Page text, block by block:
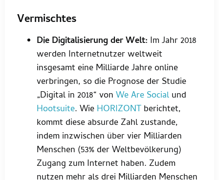
Vermischtes
Die Digitalisierung der Welt: Im Jahr 2018
werden Internetnutzer weltweit
insgesamt eine Milliarde Jahre online
verbringen, so die Prognose der Studie
„Digital in 2018“ von We Are Social und
Hootsuite. Wie HORIZONT berichtet,
kommt diese absurde Zahl zustande,
indem inzwischen über vier Milliarden
Menschen (53% der Weltbevölkerung)
Zugang zum Internet haben. Zudem